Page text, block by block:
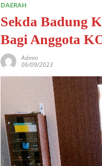
DAERAH
Sekda Badung
Bagi Anggota
Admin
06/09/2023